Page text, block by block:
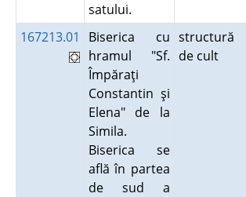
satului.
167213.01
Biserica cu
hramul "Sf.
Împăraţi
Constantin şi
Elena" de la
Simila.
Biserica se
află în partea
de sud a
structură
de cult